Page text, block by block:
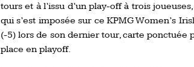
tours et à l’issu d’un play-off à trois
qui s’est imposée sur ce KPMG Women’s
(-5) lors de son dernier tour, carte
place en playoff.